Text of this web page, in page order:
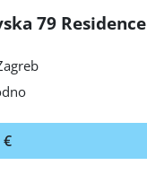
79 Residence
€